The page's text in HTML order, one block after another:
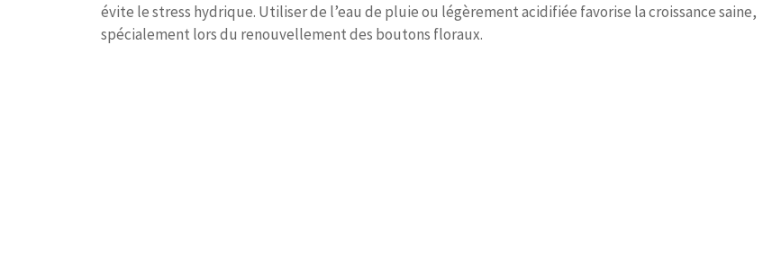
évite le stress hydrique. Utiliser de l’eau de pluie ou légèrement acidifiée favorise la croissance saine,
spécialement lors du renouvellement des boutons floraux.